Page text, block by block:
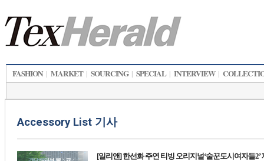
FASHION | MARKET | SOURCING | SPECIAL | INTERVIEW |
Accessory List 기사
[일리앤] 한선화 주연 티빙 오리지널‘술꾼도시여자들2’